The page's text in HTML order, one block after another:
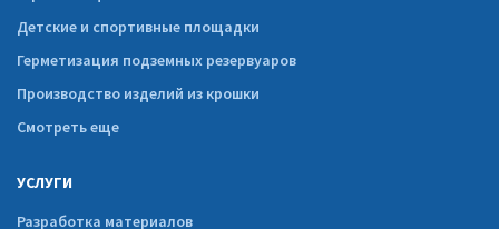
Детские и спортивные площадки
Герметизация подземных резервуаров
Производство изделий из крошки
Смотреть еще
УСЛУГИ
Разработка материалов